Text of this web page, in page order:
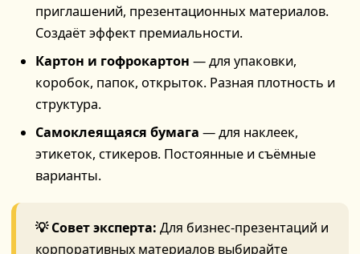
приглашений, презентационных материалов.
Создаёт эффект премиальности.
Картон и гофрокартон — для упаковки,
коробок, папок, открыток. Разная плотность и
структура.
Самоклеящаяся бумага — для наклеек,
этикеток, стикеров. Постоянные и съёмные
варианты.
💡 Совет эксперта: Для бизнес-презентаций и
корпоративных материалов выбирайте